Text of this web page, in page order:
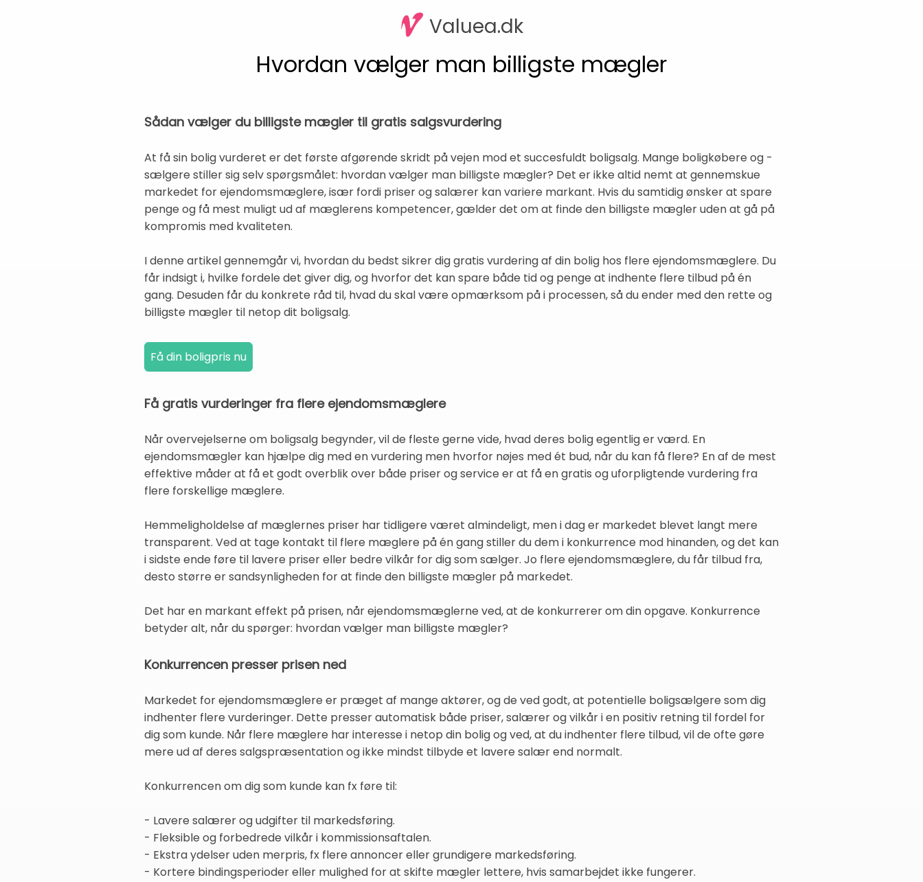
Valuea.dk
Hvordan vælger man billigste mægler
Sådan vælger du billigste mægler til gratis salgsvurdering
At få sin bolig vurderet er det første afgørende skridt på vejen mod et succesfuldt boligsalg. Mange boligkøbere og -
sælgere stiller sig selv spørgsmålet: hvordan vælger man billigste mægler? Det er ikke altid nemt at gennemskue
markedet for ejendomsmæglere, især fordi priser og salærer kan variere markant. Hvis du samtidig ønsker at spare
penge og få mest muligt ud af mæglerens kompetencer, gælder det om at finde den billigste mægler uden at gå på
kompromis med kvaliteten.
I denne artikel gennemgår vi, hvordan du bedst sikrer dig gratis vurdering af din bolig hos flere ejendomsmæglere. Du
får indsigt i, hvilke fordele det giver dig, og hvorfor det kan spare både tid og penge at indhente flere tilbud på én
gang. Desuden får du konkrete råd til, hvad du skal være opmærksom på i processen, så du ender med den rette og
billigste mægler til netop dit boligsalg.
Få gratis vurderinger fra flere ejendomsmæglere
Når overvejelserne om boligsalg begynder, vil de fleste gerne vide, hvad deres bolig egentlig er værd. En
ejendomsmægler kan hjælpe dig med en vurdering men hvorfor nøjes med ét bud, når du kan få flere? En af de mest
effektive måder at få et godt overblik over både priser og service er at få en gratis og uforpligtende vurdering fra
flere forskellige mæglere.
Hemmeligholdelse af mæglernes priser har tidligere været almindeligt, men i dag er markedet blevet langt mere
transparent. Ved at tage kontakt til flere mæglere på én gang stiller du dem i konkurrence mod hinanden, og det kan
i sidste ende føre til lavere priser eller bedre vilkår for dig som sælger. Jo flere ejendomsmæglere, du får tilbud fra,
desto større er sandsynligheden for at finde den billigste mægler på markedet.
Det har en markant effekt på prisen, når ejendomsmæglerne ved, at de konkurrerer om din opgave. Konkurrence
betyder alt, når du spørger: hvordan vælger man billigste mægler?
Konkurrencen presser prisen ned
Markedet for ejendomsmæglere er præget af mange aktører, og de ved godt, at potentielle boligsælgere som dig
indhenter flere vurderinger. Dette presser automatisk både priser, salærer og vilkår i en positiv retning til fordel for
dig som kunde. Når flere mæglere har interesse i netop din bolig og ved, at du indhenter flere tilbud, vil de ofte gøre
mere ud af deres salgspræsentation og ikke mindst tilbyde et lavere salær end normalt.
Konkurrencen om dig som kunde kan fx føre til:
- Lavere salærer og udgifter til markedsføring.
- Fleksible og forbedrede vilkår i kommissionsaftalen.
- Ekstra ydelser uden merpris, fx flere annoncer eller grundigere markedsføring.
- Kortere bindingsperioder eller mulighed for at skifte mægler lettere, hvis samarbejdet ikke fungerer.